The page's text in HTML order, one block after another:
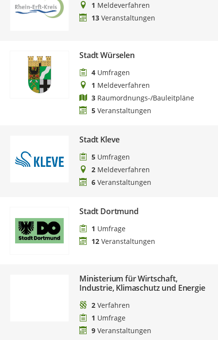
1 Meldeverfahren
13 Veranstaltungen
Stadt Würselen
4 Umfragen
1 Meldeverfahren
3 Raumordnungs-/Bauleitpläne
5 Veranstaltungen
Stadt Kleve
5 Umfragen
2 Meldeverfahren
6 Veranstaltungen
Stadt Dortmund
1 Umfrage
12 Veranstaltungen
Ministerium für Wirtschaft,
Industrie, Klimaschutz und Energie
2 Verfahren
1 Umfrage
9 Veranstaltungen